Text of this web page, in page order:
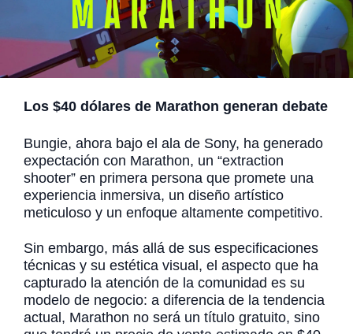
Los $40 dólares de Marathon generan debate
Bungie, ahora bajo el ala de Sony, ha generado
expectación con Marathon, un “extraction
shooter” en primera persona que promete una
experiencia inmersiva, un diseño artístico
meticuloso y un enfoque altamente competitivo.
Sin embargo, más allá de sus especificaciones
técnicas y su estética visual, el aspecto que ha
capturado la atención de la comunidad es su
modelo de negocio: a diferencia de la tendencia
actual, Marathon no será un título gratuito, sino